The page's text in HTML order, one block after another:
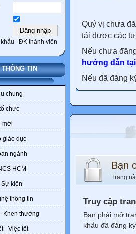
ĐK thành viên
THÔNG TIN
chung
chức
mới
giáo dục
ngành
HCM
Sự kiện
thông tin
Khen thưởng
- Việc tốt
Quý vị chưa
tải được các
Nếu chưa
hướng dẫn
Nếu đã đăng
Bạn
Trang
Truy cập
Bạn phải mở
khẩu đã đăng